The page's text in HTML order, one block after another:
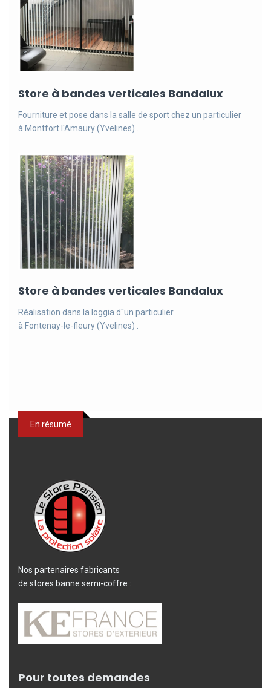
Store à bandes verticales Bandalux
Fourniture et pose dans la salle de sport chez un particulier
à Montfort l'Amaury (Yvelines) .
Store à bandes verticales Bandalux
Réalisation dans la loggia d''un particulier
à Fontenay-le-fleury (Yvelines) .
En résumé
Nos partenaires fabricants
de stores banne semi-coffre :
Pour toutes demandes